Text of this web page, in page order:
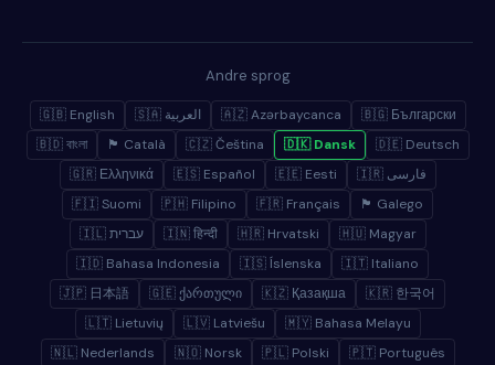
Andre sprog
🇬🇧 English 🇸🇦 العربية 🇦🇿 Azərbaycanca
🇧🇬 Български
🇧🇩 বাংলা
🏴 Català 🇨🇿 Čeština 🇩🇰 Dansk
🇩🇪 Deutsch
🇬🇷 Ελληνικά
🇪🇸 Español 🇪🇪 Eesti
🇮🇷 فارسی
🇫🇮 Suomi
🇵🇭 Filipino 🇫🇷 Français
🏴 Galego
🇮🇱 עברית
🇮🇳 हिन्दी 🇭🇷 Hrvatski
🇭🇺 Magyar
🇮🇩 Bahasa Indonesia
🇮🇸 Íslenska
🇮🇹 Italiano
🇯🇵 日本語
🇬🇪 ქართული 🇰🇿 Қазақша
🇰🇷 한국어
🇱🇹 Lietuvių
🇱🇻 Latviešu
🇲🇾 Bahasa Melayu
🇳🇱 Nederlands
🇳🇴 Norsk 🇵🇱 Polski 🇵🇹 Português